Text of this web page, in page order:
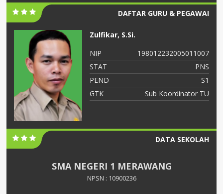
DAFTAR GURU & PEGAWAI
Zulfikar, S.Si.
NIP
198012232005011007
STAT
PNS
PEND
S1
GTK
Sub Koordinator TU
DATA SEKOLAH
SMA NEGERI 1 MERAWANG
NPSN : 10900236